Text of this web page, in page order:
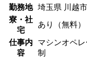
勤務地
埼玉県 川越市
寮・社
宅
あり（無料）
仕事内
容
マシンオペ
制